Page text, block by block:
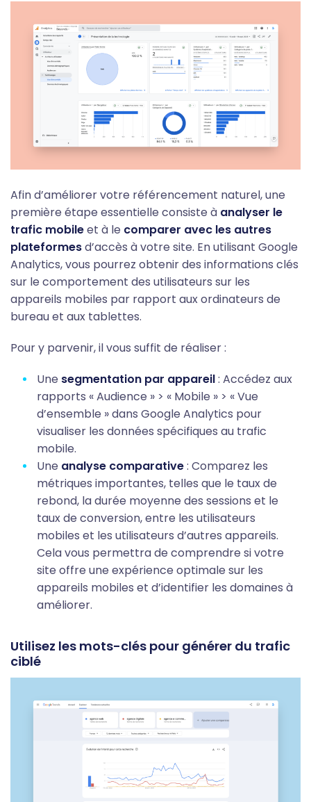
Afin d’améliorer votre référencement naturel, une
première étape essentielle consiste à analyser le
trafic mobileet à le comparer avec les autres
plateformesd’accès à votre site. En utilisant Google
Analytics, vous pourrez obtenir des informations clés
sur le comportement des utilisateurs sur les
appareils mobiles par rapport aux ordinateurs de
bureau et aux tablettes.
Pour y parvenir, il vous suffit de réaliser :
Une segmentation par appareil: Accédez aux
rapports «Audience » > « Mobile » > « Vue
d’ensemble » dans Google Analytics pour
visualiser les données spécifiques au trafic
mobile.
Une analyse comparative: Comparez les
métriques importantes, telles que le taux de
rebond, la durée moyenne des sessions et le
taux de conversion, entre les utilisateurs
mobiles et les utilisateurs d’autres appareils.
Cela vous permettra de comprendre si votre
site offre une expérience optimale sur les
appareils mobiles et d’identifier les domaines à
améliorer.
Utilisez les mots-clés pour générer du trafic
ciblé